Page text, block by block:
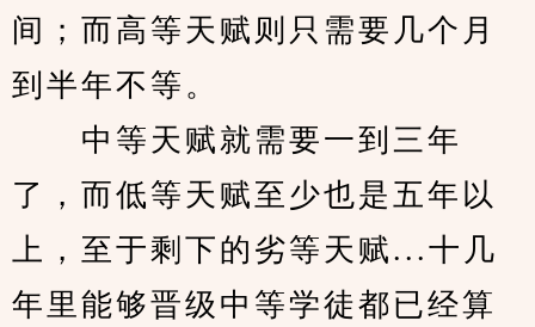
间；而高等天赋则只需要几个月
到半年不等。
中等天赋就需要一到三年
了，而低等天赋至少也是五年以
上，至于剩下的劣等天赋...十几
年里能够晋级中等学徒都已经算